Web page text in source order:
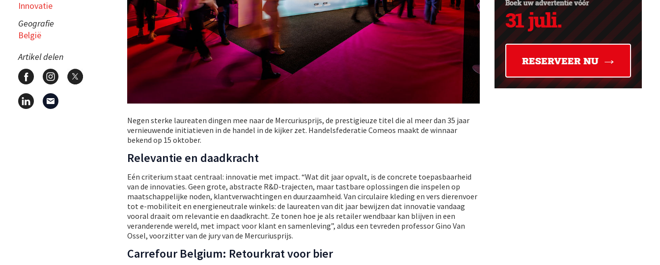
Innovatie
Geografie
België
Artikel delen
Negen sterke laureaten dingen mee naar de Mercuriusprijs, de prestigieuze titel die al meer dan 35 jaar
vernieuwende initiatieven in de handel in de kijker zet. Handelsfederatie Comeos maakt de winnaar
bekend op 15 oktober.
Relevantie en daadkracht
Eén criterium staat centraal: innovatie met impact. “Wat dit jaar opvalt, is de concrete toepasbaarheid
van de innovaties. Geen grote, abstracte R&D-trajecten, maar tastbare oplossingen die inspelen op
maatschappelijke noden, klantverwachtingen en duurzaamheid. Van circulaire kleding en vers dierenvoer
tot e-mobiliteit en energieneutrale winkels: de laureaten van dit jaar bewijzen dat innovatie vandaag
vooral draait om relevantie en daadkracht. Ze tonen hoe je als retailer wendbaar kan blijven in een
veranderende wereld, met impact voor klant en samenleving”, aldus een tevreden professor Gino Van
Ossel, voorzitter van de jury van de Mercuriusprijs.
Carrefour Belgium: Retourkrat voor bier